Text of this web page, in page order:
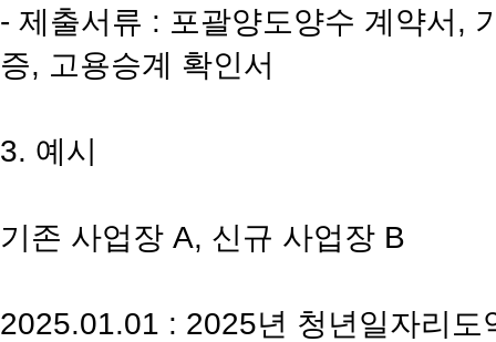
- 제출서류 : 포괄양도양수 계약서,
증, 고용승계 확인서
3. 예시
기존 사업장 A, 신규 사업장 B
2025.01.01 : 2025년 청년일자리